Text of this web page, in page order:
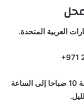
العربية المتحدة.
أوقات العمل : جميع أيام الأسبوع من الساعة 10 صباحا إلى الساعة